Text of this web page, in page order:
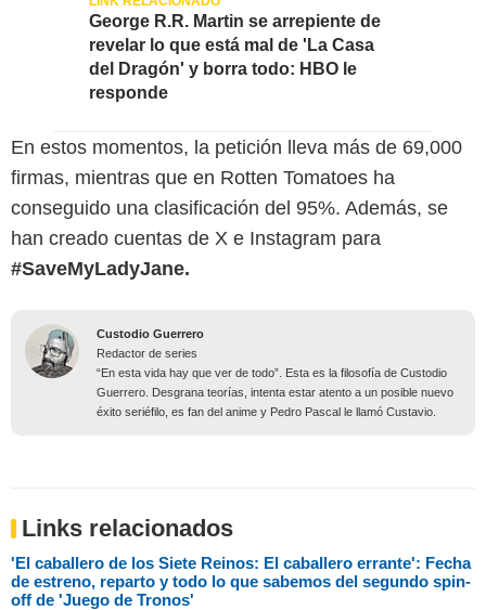
George R.R. Martin se arrepiente de
revelar lo que está mal de 'La Casa
del Dragón' y borra todo: HBO le
responde
En estos momentos, la petición lleva más de 69,000
firmas, mientras que en Rotten Tomatoes ha
conseguido una clasificación del 95%. Además, se
han creado cuentas de X e Instagram para
#SaveMyLadyJane.
Custodio Guerrero
Redactor de series
“En esta vida hay que ver de todo”. Esta es la filosofía de Custodio
Guerrero. Desgrana teorías, intenta estar atento a un posible nuevo
éxito seriéfilo, es fan del anime y Pedro Pascal le llamó Custavio.
Links relacionados
'El caballero de los Siete Reinos: El caballero errante': Fecha
de estreno, reparto y todo lo que sabemos del segundo spin-
off de 'Juego de Tronos'